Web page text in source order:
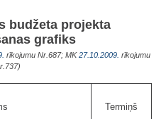
budžeta projekta
grafiks
rīkojumu Nr.687; MK27.10.2009. rīkojumu
Termiņš